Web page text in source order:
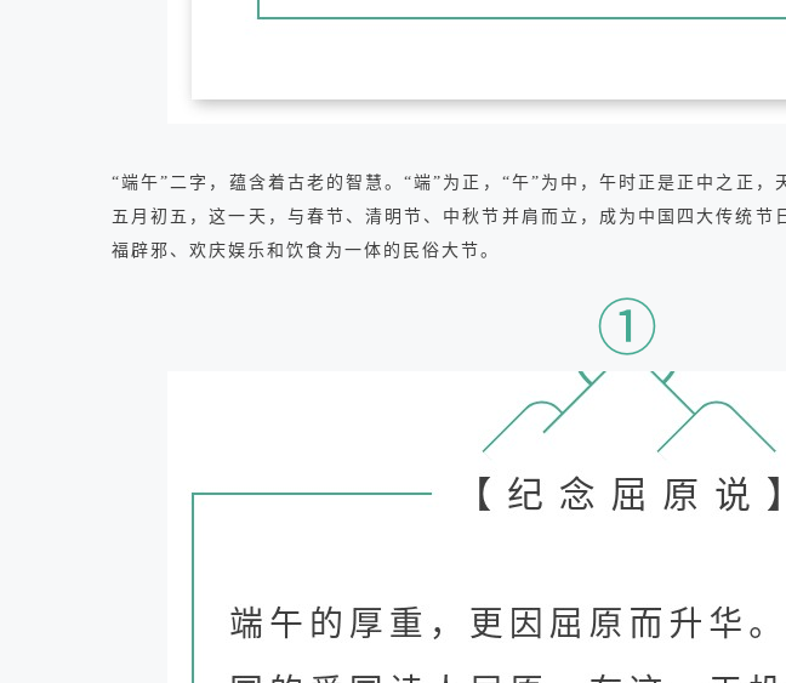
“端午”二字，蕴含着古老的智慧。“端”为正，“午”为中，午时正是正中之正
五月初五，这一天，与春节、清明节、中秋节并肩而立，成为中国四大传统节
福辟邪、欢庆娱乐和饮食为一体的民俗大节。
①